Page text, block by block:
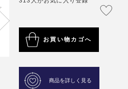
お買い物カゴへ
商品を詳しく見る